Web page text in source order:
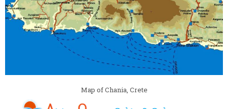
Map of Chania, Crete